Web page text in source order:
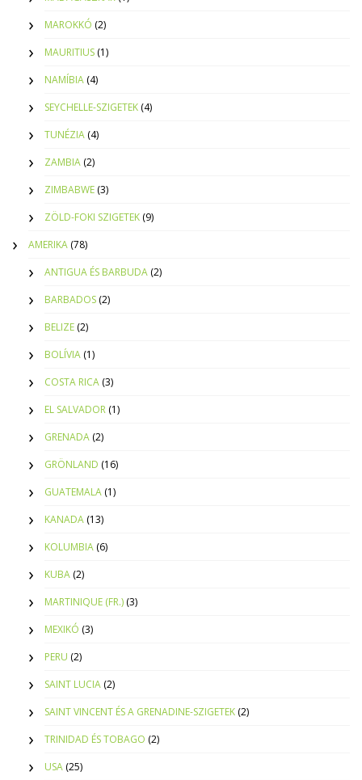
MAROKKÓ (2)
MAURITIUS (1)
NAMÍBIA (4)
SEYCHELLE-SZIGETEK (4)
TUNÉZIA (4)
ZAMBIA (2)
ZIMBABWE (3)
ZÖLD-FOKI SZIGETEK (9)
AMERIKA (78)
ANTIGUA ÉS BARBUDA (2)
BARBADOS (2)
BELIZE (2)
BOLÍVIA (1)
COSTA RICA (3)
EL SALVADOR (1)
GRENADA (2)
GRÖNLAND (16)
GUATEMALA (1)
KANADA (13)
KOLUMBIA (6)
KUBA (2)
MARTINIQUE (FR.) (3)
MEXIKÓ (3)
PERU (2)
SAINT LUCIA (2)
SAINT VINCENT ÉS A GRENADINE-SZIGETEK (2)
TRINIDAD ÉS TOBAGO (2)
USA (25)